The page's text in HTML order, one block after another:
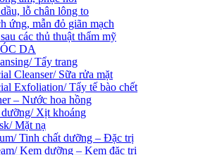
lỗ chân lông to
ứng, mẫn đỏ giãn mạch
các thủ thuật thẩm mỹ
DA
Tẩy trang
Cleanser/ Sữa rửa mặt
Exfoliation/ Tẩy tế bào chết
– Nước hoa hồng
Xịt khoáng
Mặt nạ
Tinh chất dưỡng – Đặc trị
Kem dưỡng – Kem đặc trị